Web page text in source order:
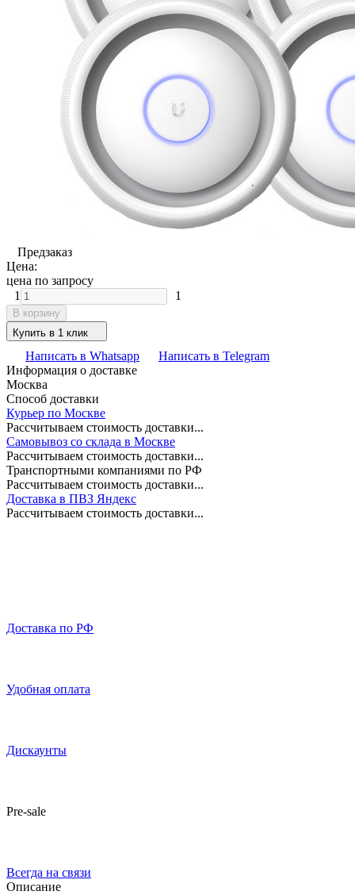
Предзаказ
Цена:
цена по запросу
1
1
В корзину
Купить в 1 клик
Написать в Whatsapp
Написать в Telegram
Информация о доставке
Москва
Способ доставки
Курьер по Москве
Рассчитываем стоимость доставки...
Самовывоз со склада в Москве
Рассчитываем стоимость доставки...
Транспортными компаниями по РФ
Рассчитываем стоимость доставки...
Доставка в ПВЗ Яндекс
Рассчитываем стоимость доставки...
Доставка по РФ
Удобная оплата
Дискаунты
Pre-sale
Всегда на связи
Описание